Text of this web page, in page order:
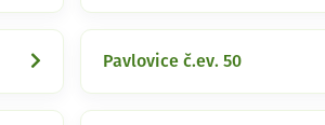
Pavlovice č.ev. 50